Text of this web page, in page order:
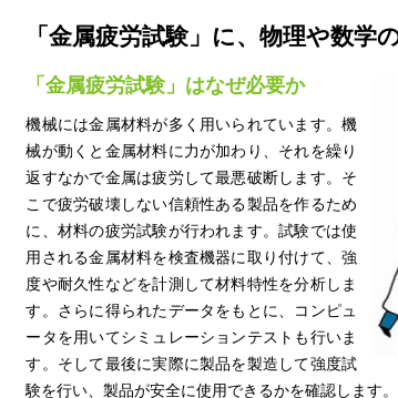
「金属疲労試験」に、物理や数学
「金属疲労試験」はなぜ必要か
機械には金属材料が多く用いられています。機
械が動くと金属材料に力が加わり、それを繰り
返すなかで金属は疲労して最悪破断します。そ
こで疲労破壊しない信頼性ある製品を作るため
に、材料の疲労試験が行われます。試験では使
用される金属材料を検査機器に取り付けて、強
度や耐久性などを計測して材料特性を分析しま
す。さらに得られたデータをもとに、コンピュ
ータを用いてシミュレーションテストも行いま
す。そして最後に実際に製品を製造して強度試
験を行い、製品が安全に使用できるかを確認します。